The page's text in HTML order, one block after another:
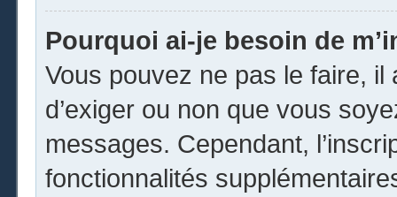
Pourquoi ai-je besoin de
Vous pouvez ne pas le faire, il
d’exiger ou non que vous
messages. Cependant,
fonctionnalités